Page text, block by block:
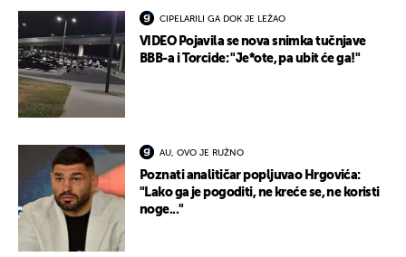
CIPELARILI GA DOK JE LEŽAO
VIDEO Pojavila se nova snimka tučnjave
BBB-a i Torcide: "Je*ote, pa ubit će ga!"
AU, OVO JE RUŽNO
Poznati analitičar popljuvao Hrgovića:
"Lako ga je pogoditi, ne kreće se, ne koristi
noge..."